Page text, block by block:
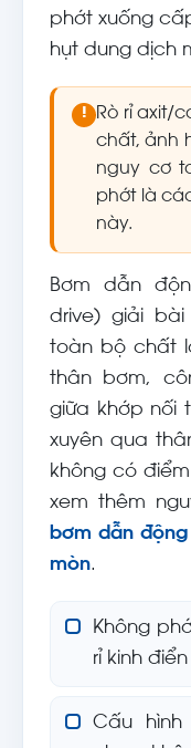
phớt xuống
hụt dung dịch
!
Rò rỉ axit/
chất, ảnh
nguy cơ
phớt là
này.
Bơm dẫn
drive) giải
toàn bộ chất
thân bơm,
giữa khớp nối
xuyên qua
không có
xem thêm
bơm dẫn
mòn.
Không
rỉ kinh
Cấu